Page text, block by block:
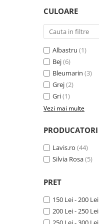
CULOARE
Albastru (1)
Bej(6)
Bleumarin (3)
Grej(2)
Gri(1)
Vezi mai multe
PRODUCATORI
Lavis.ro (44)
Silvia Rosa(5)
PRET
150 Lei - 200 Lei
200 Lei - 250 Lei